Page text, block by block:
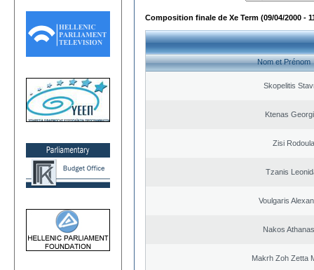
Composition finale de Xe Term (09/04/2000 -
Nom et Prénom
Skopelitis
Ktenas
Zisi Rodoula
Tzanis
Voulgaris
Nakos
Makrh Zoh Zetta